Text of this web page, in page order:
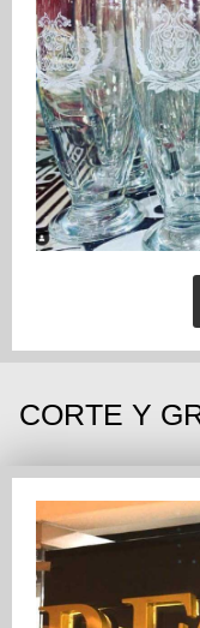
CORTE Y